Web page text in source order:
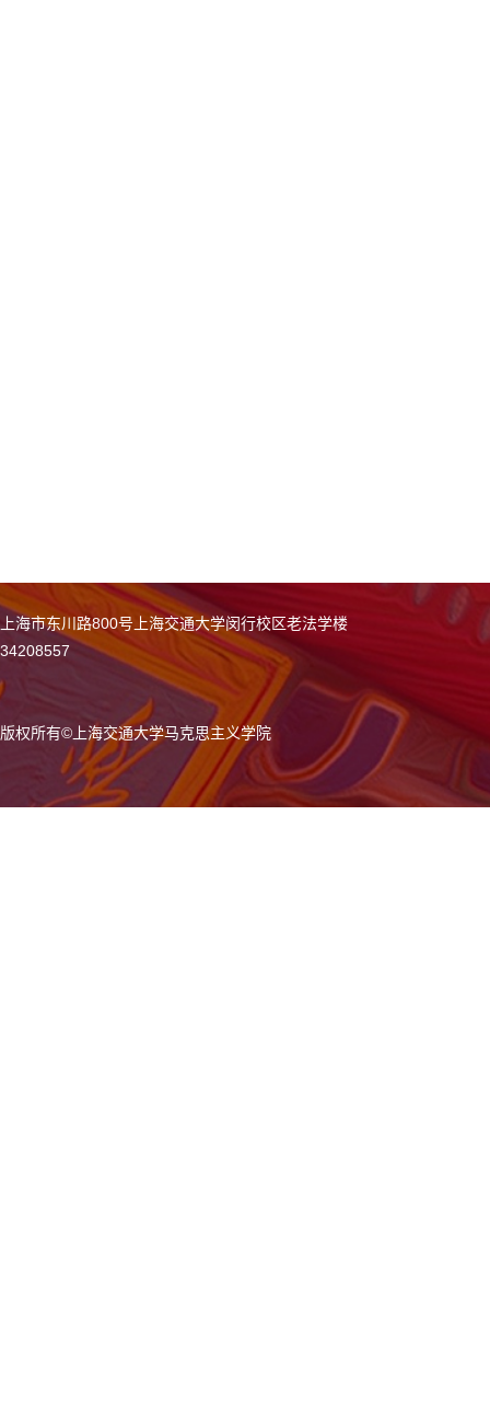
上海市东川路800号上海交通大学闵行校区老法学楼
34208557
版权所有© 上海交通大学马克思主义学院